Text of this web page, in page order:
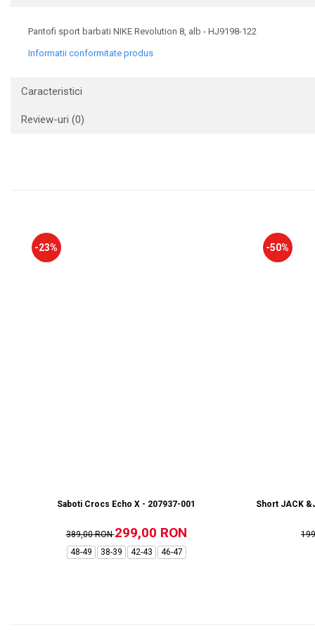
Pantofi sport barbati NIKE Revolution 8, alb - HJ9198-122
Informatii conformitate produs
Caracteristici
Review-uri (0)
-23%
Saboti Crocs Echo X - 207937-001
389,00 RON299,00 RON
48-49 38-39 42-43 46-47
-50%
Short JACK